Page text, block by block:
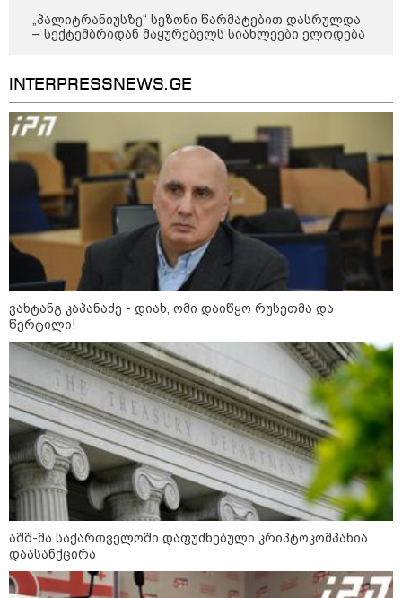
12:34 / 08-08-2026
რას აცხადებს ირაკლი კობახიძე
ელექტროენერგიის რამდენჯერმე
გათიშვასთან დაკავშირებით?
19:32 / 08-08-2026
"სიმბოლურია, რომ კობახიძის
მოღალატეობრივი განცხადება
საქართველოს
თავისუფლებისთვის შეწირული
გმირების მემორიალზე
გაკეთდა" - "ნაციონალური
მოძრაობა"
19:03 / 08-08-2026
"მკაცრად ვგმობთ ირაკლი
კობახიძის განცხადებას" -
"კოალიცია ცვლილებისთვის"
„პალიტრანიუსზე“ სეზონი წარმატებით დასრულდა
– სექტემბრიდან მაყურებელს სიახლეები ელოდება
INTERPRESSNEWS.GE
ვახტანგ კაპანაძე - დიახ, ომი დაიწყო რუსეთმა და
წერტილი!
აშშ-მა საქართველოში დაფუძნებული კრიპტოკომპანია
დაასანქცირა